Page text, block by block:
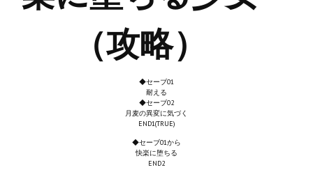
Kitana CBBE SSE BodySlide (with Physics)
SB Corset Armor CBBE SSE BodySlide (with Physics)
Wedding Wear CBBE SSE BodySlide (with Physics)
（攻略）
◆セーブ01
耐える
◆セーブ02
月麦の異変に気づく
END1(TRUE)
◆セーブ01から
快楽に堕ちる
END2